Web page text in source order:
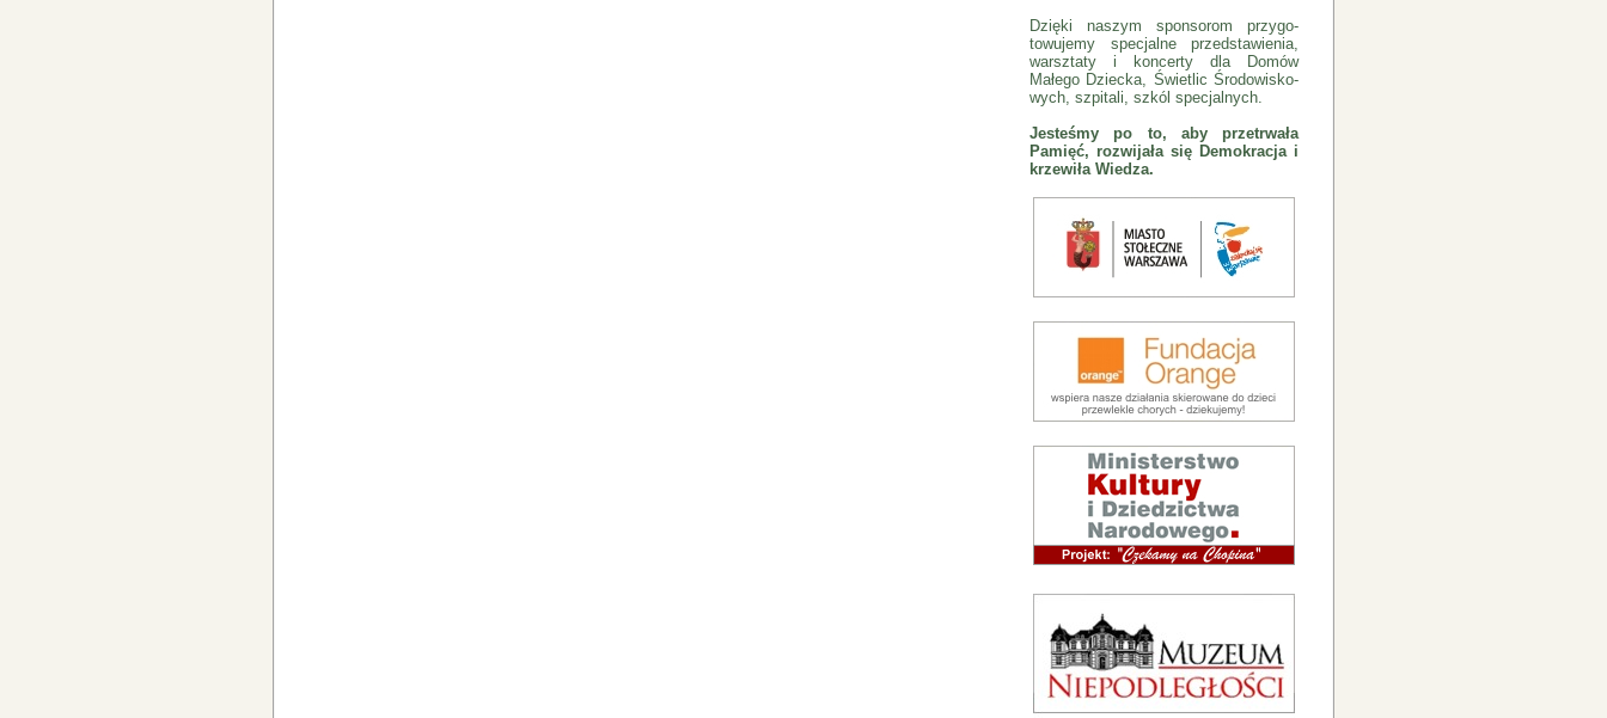
Dzięki naszym sponsorom przygo-
towujemy specjalne przedstawienia,
warsztaty i koncerty dla Domów
Małego Dziecka, Świetlic Środowisko-
wych, szpitali, szkól specjalnych.
Jesteśmy po to, aby przetrwała
Pamięć, rozwijała się Demokracja i
krzewiła Wiedza.